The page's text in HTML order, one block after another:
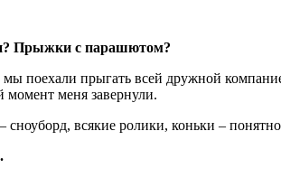
Прыжки с парашютом?
прыгать всей дружной
меня завернули.
всякие ролики, коньки –